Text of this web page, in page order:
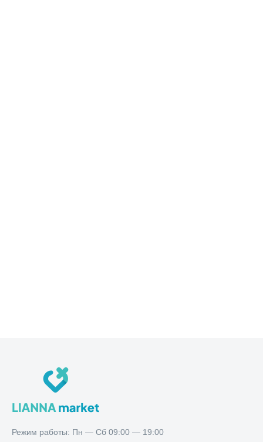
Режим работы: Пн — Сб 09:00 — 19:00